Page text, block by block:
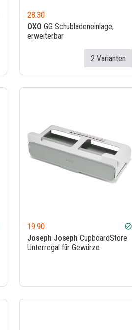
28.30
OXO GG Schubladeneinlage,
erweiterbar
2 Varianten
19.90 check_circle
Joseph Joseph CupboardStore
Unterregal für Gewürze